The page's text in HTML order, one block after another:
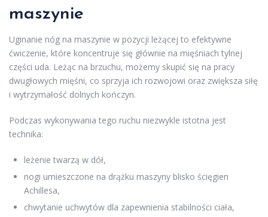
maszynie
Uginanie nóg na maszynie w pozycji leżącej to efektywne
ćwiczenie, które koncentruje się głównie na mięśniach tylnej
części uda. Leżąc na brzuchu, możemy skupić się na pracy
dwugłowych mięśni, co sprzyja ich rozwojowi oraz zwiększa siłę
i wytrzymałość dolnych kończyn.
Podczas wykonywania tego ruchu niezwykle istotna jest
technika:
leżenie twarzą w dół,
nogi umieszczone na drążku maszyny blisko ścięgien
Achillesa,
chwytanie uchwytów dla zapewnienia stabilności ciała,